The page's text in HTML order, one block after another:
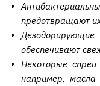
предотвращают
обеспечивают
Некоторые спреи
например, масла